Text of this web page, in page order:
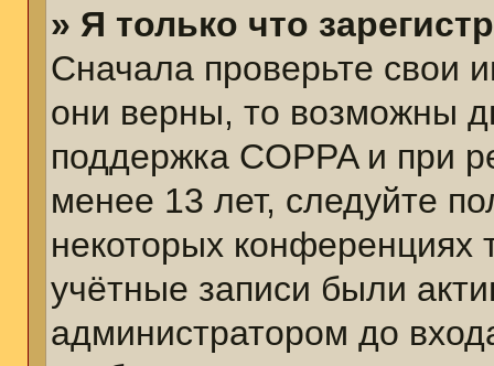
» Я только что
Сначала проверьте свои
они верны, то возможны
поддержка COPPA и при
менее 13 лет, следуйте
некоторых конференциях
учётные записи были
администратором до